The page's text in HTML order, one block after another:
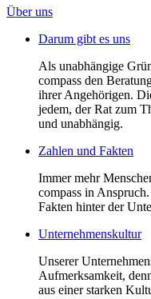
Über uns
Darum gibt es uns
Als unabhängige
compass den
ihrer Angehörigen.
jedem, der Rat zum
und unabhängig.
Zahlen und Fakten
Immer mehr
compass in
Fakten hinter der
Unternehmenskultur
Unserer
Aufmerksamkeit,
aus einer starken